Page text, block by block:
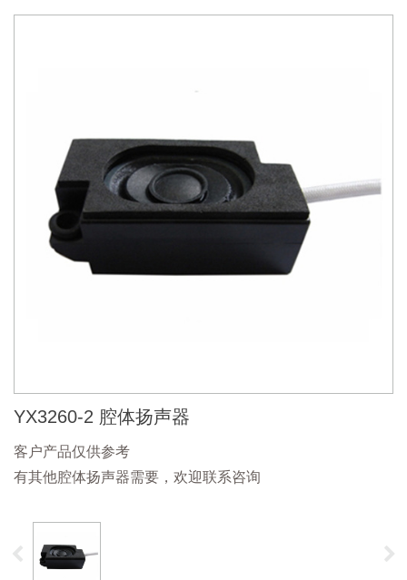
YX3260-2 腔体扬声器
客户产品仅供参考
有其他腔体扬声器需要，欢迎联系咨询